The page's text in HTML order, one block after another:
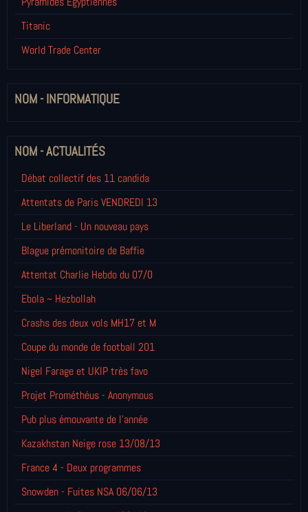
Titanic
World Trade Center
NOM - INFORMATIQUE
NOM - ACTUALITÉS
Débat collectif des 11 candida
Attentats de Paris VENDREDI 13
Le Liberland - Un nouveau pays
Blague prémonitoire de Baffie
Attentat Charlie Hebdo du 07/0
Ebola ~ Hezbollah
Crashs des deux vols MH17 et M
Coupe du monde de football 201
Nigel Farage et UKIP très favo
Projet Prométhéus - Anonymous
Pub plus émouvante de l'année
Kazakhstan Neige rose 13/08/13
France 4 - Deux programmes
Snowden - Fuites NSA 06/06/13